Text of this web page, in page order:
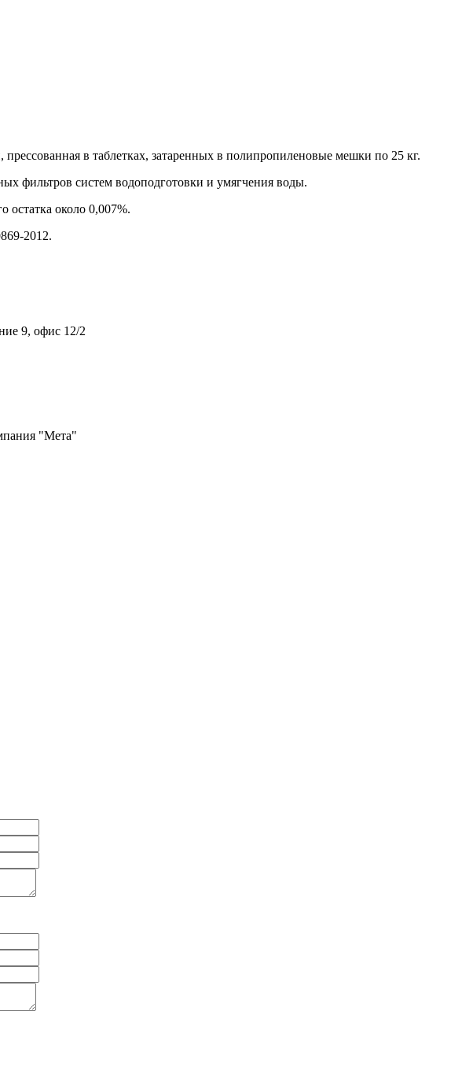
прессованная в таблетках, затаренных в полипропиленовые мешки по 25 кг.
фильтров систем водоподготовки и умягчения воды.
остатка около 0,007%.
2012.
9, офис 12/2